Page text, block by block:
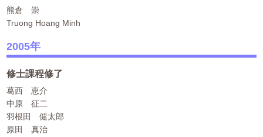
熊倉 崇
Truong Hoang Minh
2005年
修士課程修了
葛西 恵介
中原 征二
羽根田 健太郎
原田 真治